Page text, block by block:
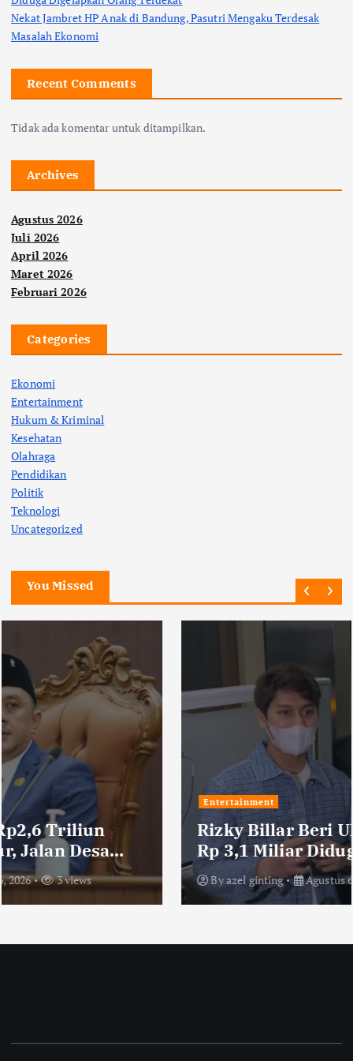
p
s
Nekat Jambret HP Anak di Bandung, Pasutri Mengaku Terdesak
Masalah Ekonomi
Recent Comments
Tidak ada komentar untuk ditampilkan.
Archives
Agustus 2026
Juli 2026
April 2026
Maret 2026
Februari 2026
Categories
Ekonomi
Entertainment
Hukum & Kriminal
Kesehatan
Olahraga
Pendidikan
Politik
Teknologi
Uncategorized
You Missed
Entertainment
Rizky Billar Beri Ultimatum, Dana
Rp 3,1 Miliar Diduga Digelapkan
Orang Kepercayaan
Byazel ginting Agustus 6, 2026 4 views